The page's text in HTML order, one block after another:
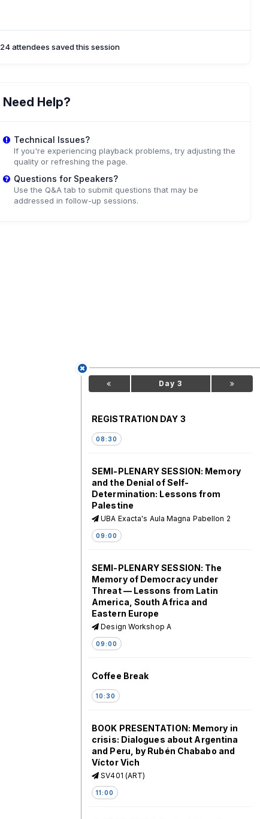
24 attendees saved this session
Need Help?
Technical Issues?
If you're experiencing playback problems, try adjusting the
quality or refreshing the page.
Questions for Speakers?
Use the Q&A tab to submit questions that may be
addressed in follow-up sessions.
Day 3
REGISTRATION DAY 3
08:30
SEMI-PLENARY SESSION: Memory
and the Denial of Self-
Determination: Lessons from
Palestine
UBA Exacta's Aula Magna Pabellon 2
09:00
SEMI-PLENARY SESSION: The
Memory of Democracy under
Threat — Lessons from Latin
America, South Africa and
Eastern Europe
Design Workshop A
09:00
Coffee Break
10:30
BOOK PRESENTATION: Memory in
crisis: Dialogues about Argentina
and Peru, by Rubén Chababo and
Víctor Vich
SV401 (ART)
11:00